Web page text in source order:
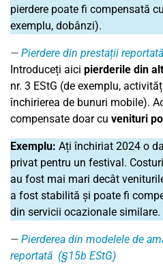
pierdere poate fi compensată
exemplu, dobânzi).
Pierdere din prestații
Introduceți aici pierderile din
nr. 3 EStG (de exemplu,
închirierea de bunuri mobile).
compensate doar cu venituri
Exemplu: Ați închiriat 2024 o
privat pentru un festival.
au fost mai mari decât
a fost stabilită și poate fi
din servicii ocazionale similare.
Pierderea din modelele de
reportată (§15b EStG)